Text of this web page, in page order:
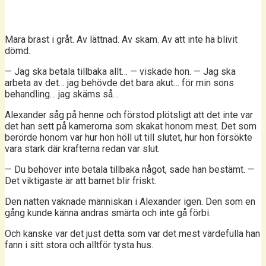
Mara brast i gråt. Av lättnad. Av skam. Av att inte ha blivit
dömd.
— Jag ska betala tillbaka allt… — viskade hon. — Jag ska
arbeta av det… jag behövde det bara akut… för min sons
behandling… jag skäms så…
Alexander såg på henne och förstod plötsligt att det inte var
det han sett på kamerorna som skakat honom mest. Det som
berörde honom var hur hon höll ut till slutet, hur hon försökte
vara stark där krafterna redan var slut.
— Du behöver inte betala tillbaka något, sade han bestämt. —
Det viktigaste är att barnet blir friskt.
Den natten vaknade människan i Alexander igen. Den som en
gång kunde känna andras smärta och inte gå förbi.
Och kanske var det just detta som var det mest värdefulla han
fann i sitt stora och alltför tysta hus.